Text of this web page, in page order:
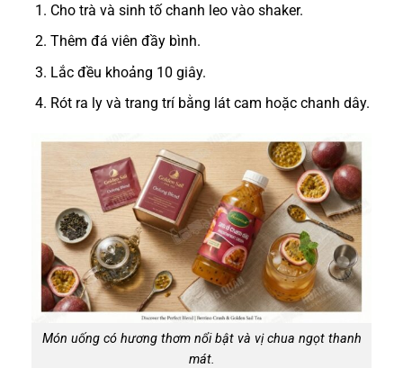
Cho trà và sinh tố chanh leo vào shaker.
Thêm đá viên đầy bình.
Lắc đều khoảng 10 giây.
Rót ra ly và trang trí bằng lát cam hoặc chanh dây.
Món uống có hương thơm nổi bật và vị chua ngọt thanh
mát.